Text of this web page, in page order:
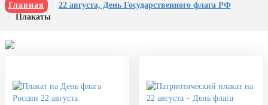
22 августа, День Государственного
флага РФ
День шахтера (последнее
воскресенье августа)
3 сентября, День солидарности в
борьбе с терроризмом
Главная
22 августа, День Государственного флага РФ
Плакаты